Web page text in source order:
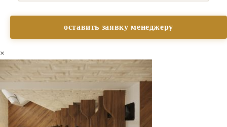
×